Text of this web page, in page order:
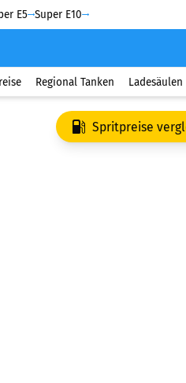
E5 Super E10
Regional Tanken Ladesäulen
Spritpreise